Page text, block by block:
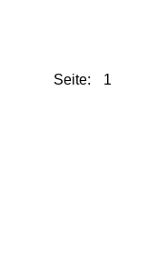
Seite: 1